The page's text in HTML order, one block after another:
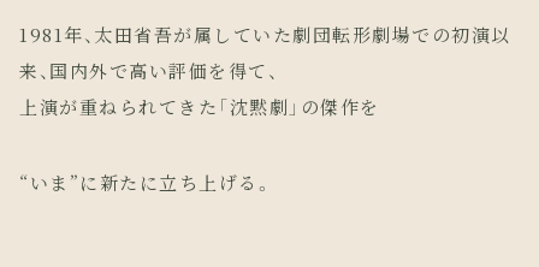
1981年、太田省吾が属していた劇団転形劇場での初演以
来、国内外で高い評価を得て、
上演が重ねられてきた「沈黙劇」の傑作を
“いま”に新たに立ち上げる。